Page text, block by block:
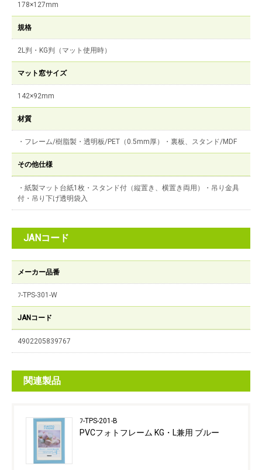
178×127mm
規格
2L判・KG判（マット使用時）
マット窓サイズ
142×92mm
材質
・フレーム/樹脂製・透明板/PET（0.5mm厚）・裏板、スタンド/MDF
その他仕様
・紙製マット台紙1枚・スタンド付（縦置き、横置き両用）・吊り金具
付・吊り下げ透明袋入
JANコード
メーカー品番
ﾌ-TPS-301-W
JANコード
4902205839767
関連製品
ﾌ-TPS-201-B
PVCフォトフレーム KG・L兼用 ブルー